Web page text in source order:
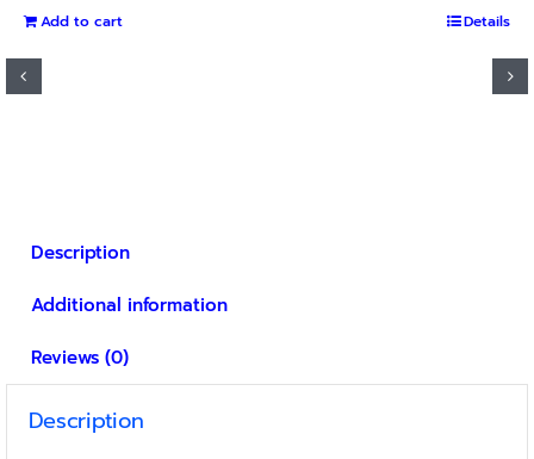
Add to cart Details
Description
Additional information
Reviews (0)
Description